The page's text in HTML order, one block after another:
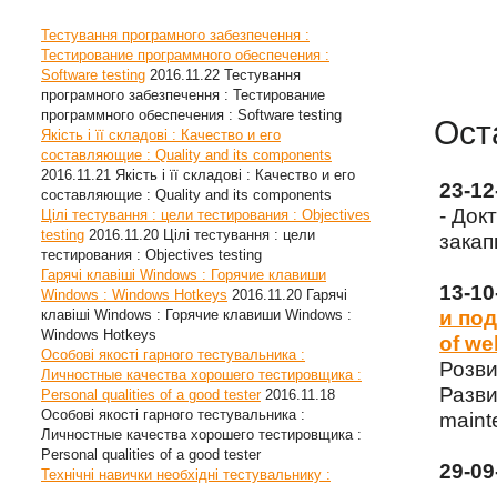
Тестування програмного забезпечення :
Тестирование программного обеспечения :
Software testing 2016.11.22 Тестування
програмного забезпечення : Тестирование
программного обеспечения : Software testing
Якість і її складові : Качество и его
составляющие : Quality and its components
2016.11.21 Якість і її складові : Качество и его
составляющие : Quality and its components
Цілі тестування : цели тестирования : Objectives
testing 2016.11.20 Цілі тестування : цели
тестирования : Objectives testing
Гарячі клавіші Windows : Горячие клавиши
Windows : Windows Hotkeys 2016.11.20 Гарячі
клавіші Windows : Горячие клавиши Windows :
Windows Hotkeys
Особові якості гарного тестувальника :
Личностные качества хорошего тестировщика :
Personal qualities of a good tester 2016.11.18
Особові якості гарного тестувальника :
Личностные качества хорошего тестировщика :
Personal qualities of a good tester
Технічні навички необхідні тестувальнику :
23-
-
13-
и
of
29-